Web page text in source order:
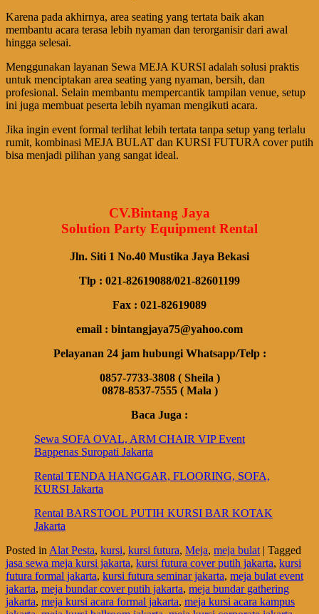
Karena pada akhirnya, area seating yang tertata baik akan
membantu acara terasa lebih nyaman dan terorganisir dari awal
hingga selesai.
Menggunakan layanan Sewa MEJA KURSI adalah solusi praktis
untuk menciptakan area seating yang nyaman, bersih, dan
profesional. Selain membantu mempercantik tampilan venue, setup
ini juga membuat peserta lebih nyaman mengikuti acara.
Jika ingin event formal terlihat lebih tertata tanpa setup yang terlalu
rumit, kombinasi MEJA BULAT dan KURSI FUTURA cover putih
bisa menjadi pilihan yang sangat ideal.
CV.Bintang Jaya
Solution Party Equipment Rental
Jln. Siti 1 No.40 Mustika Jaya Bekasi
Tlp : 021-82619088/021-82601199
Fax : 021-82619089
email : bintangjaya75@yahoo.com
Pelayanan 24 jam hubungi Whatsapp/Telp :
0857-7733-3808 ( Sheila )
0878-8537-7555 ( Mala )
Baca Juga :
Sewa SOFA OVAL, ARM CHAIR VIP Event
Bappenas Suropati Jakarta
Rental TENDA HANGGAR, FLOORING, SOFA,
KURSI Jakarta
Rental BARSTOOL PUTIH KURSI BAR KOTAK
Jakarta
Posted in Alat Pesta, kursi, kursi futura, Meja, meja bulat | Tagged
jasa sewa meja kursi jakarta, kursi futura cover putih jakarta, kursi
futura formal jakarta, kursi futura seminar jakarta, meja bulat event
jakarta, meja bundar cover putih jakarta, meja bundar gathering
jakarta, meja kursi acara formal jakarta, meja kursi acara kampus